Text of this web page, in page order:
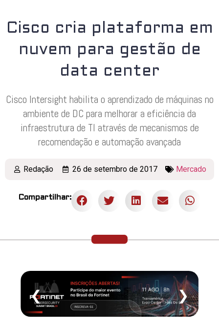
Cisco cria plataforma em
nuvem para gestão de
data center
Cisco Intersight habilita o aprendizado de máquinas no
ambiente de DC para melhorar a eficiência da
infraestrutura de TI através de mecanismos de
recomendação e automação avançada
Redação 26 de setembro de 2017 Mercado
Compartilhar:
❮ ❯